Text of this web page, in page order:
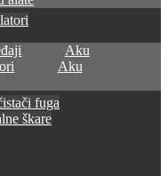
Aku
Aku
fuga
škare